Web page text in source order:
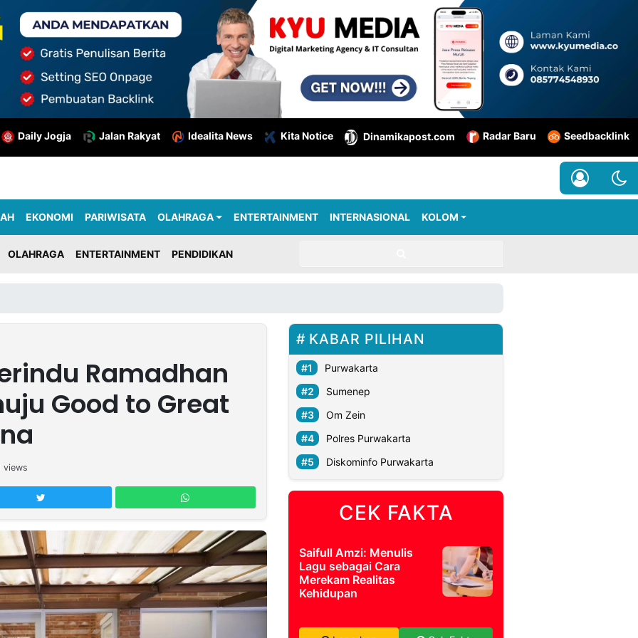
Daily Jogja Jalan Rakyat Idealita News Kita Notice Dinamikapost.com Radar Baru Seedbacklink
EKONOMI PARIWISATA OLAHRAGA ENTERTAINMENT INTERNASIONAL KOLOM
OLAHRAGA ENTERTAINMENT PENDIDIKAN
Ramadhan
Good to Great
views
KABAR PILIHAN
Purwakarta
Sumenep
Om Zein
Polres Purwakarta
Diskominfo Purwakarta
CEK FAKTA
Saifull Amzi: Menulis
Lagu sebagai Cara
Merekam Realitas
Kehidupan